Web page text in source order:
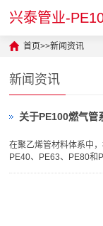
兴泰管业-
首页>>新闻资讯
新闻资讯
关于PE100燃气管
在聚乙烯管材料体系中
PE40、PE63、PE80和